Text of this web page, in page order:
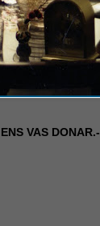
VAS DONAR.-